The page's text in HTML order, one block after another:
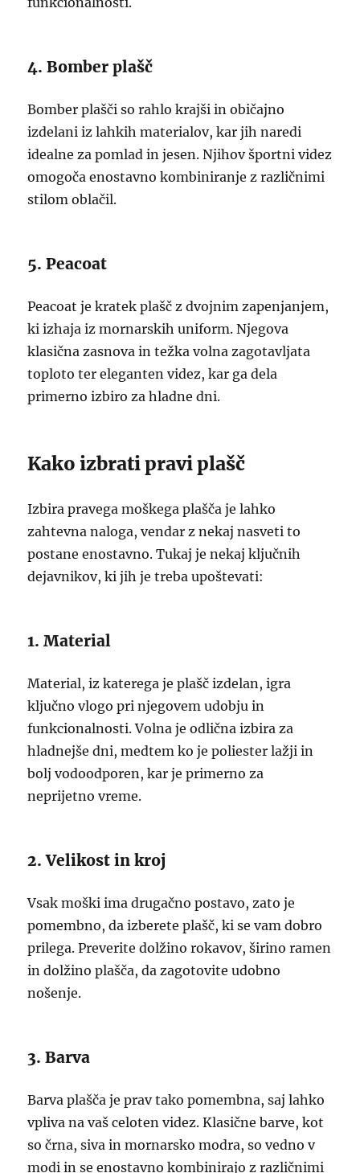
4. Bomber plašč
Bomber plašči so rahlo krajši in običajno
izdelani iz lahkih materialov, kar jih naredi
idealne za pomlad in jesen. Njihov športni videz
omogoča enostavno kombiniranje z različnimi
stilom oblačil.
5. Peacoat
Peacoat je kratek plašč z dvojnim zapenjanjem,
ki izhaja iz mornarskih uniform. Njegova
klasična zasnova in težka volna zagotavljata
toploto ter eleganten videz, kar ga dela
primerno izbiro za hladne dni.
Kako izbrati pravi plašč
Izbira pravega moškega plašča je lahko
zahtevna naloga, vendar z nekaj nasveti to
postane enostavno. Tukaj je nekaj ključnih
dejavnikov, ki jih je treba upoštevati:
1. Material
Material, iz katerega je plašč izdelan, igra
ključno vlogo pri njegovem udobju in
funkcionalnosti. Volna je odlična izbira za
hladnejše dni, medtem ko je poliester lažji in
bolj vodoodporen, kar je primerno za
neprijetno vreme.
2. Velikost in kroj
Vsak moški ima drugačno postavo, zato je
pomembno, da izberete plašč, ki se vam dobro
prilega. Preverite dolžino rokavov, širino ramen
in dolžino plašča, da zagotovite udobno
nošenje.
3. Barva
Barva plašča je prav tako pomembna, saj lahko
vpliva na vaš celoten videz. Klasične barve, kot
so črna, siva in mornarsko modra, so vedno v
modi in se enostavno kombinirajo z različnimi